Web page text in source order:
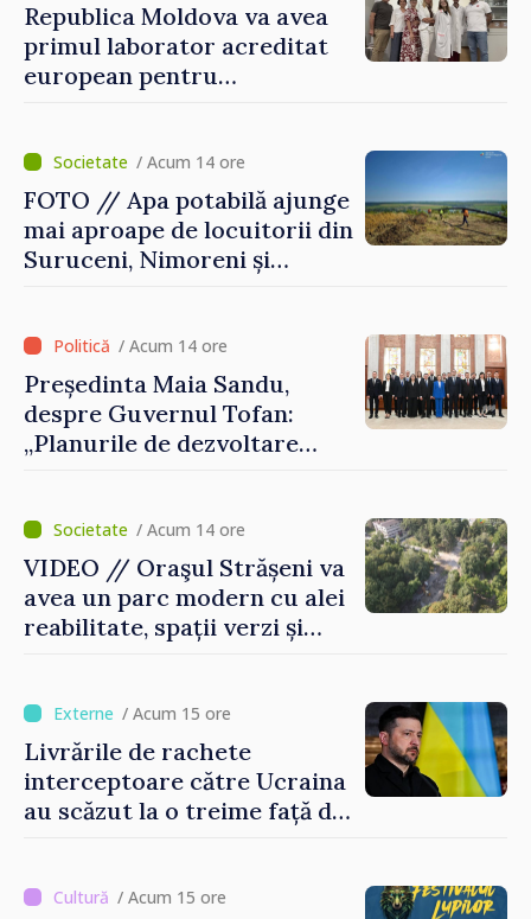
Republica Moldova va avea
primul laborator acreditat
european pentru
/ Acum 14 ore
FOTO // Apa potabilă ajunge
mai aproape de locuitorii din
Suruceni, Nimoreni și
/ Acum 14 ore
Președinta Maia Sandu,
despre Guvernul Tofan:
„Planurile de dezvoltare
stabilitate pentru a reuși”
/ Acum 14 ore
VIDEO // Oraşul Strășeni va
avea un parc modern cu alei
reabilitate, spații verzi și
/ Acum 15 ore
Livrările de rachete
interceptoare către Ucraina
au scăzut la o treime față de
/ Acum 15 ore